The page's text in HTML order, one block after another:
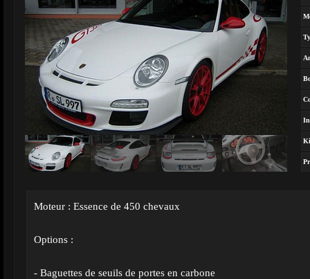
Moteur : Essence de 450 chevaux
Options :
- Baguettes de seuils de portes en carbone